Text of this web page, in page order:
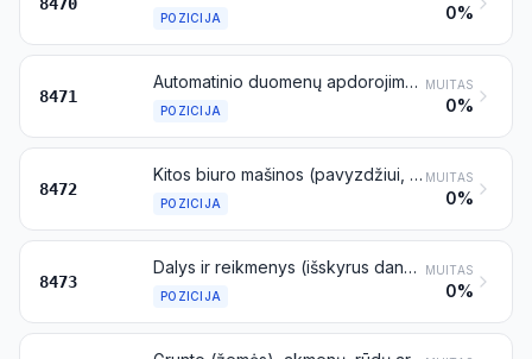
POZICIJA 0%
8471
Automatinio duomenų apdorojimo mašinos ir jų įtaisai; magnetiniai arba optiniai (duomenų) skaitymo skaitliai, užkoduotų duomenų perrašymo į informacijos laikmenas mašinos ir tokių duomenų apdorojimo mašinos, nenurodytos kitoje vietoje
POZICIJA
MUITAS
0%
8472
Kitos biuro mašinos (pavyzdžiui, hektografai arba rotorinės spaudos mašinos, adresavimo mašinos, banknotų išdavimo automatai, monetų rūšiavimo, skaičiavimo arba pakavimo mašinos, pieštukų drožtuvai, perforavimo arba susegimo apkabėlėmis mašinos)
POZICIJA
MUITAS
0%
8473
Dalys ir reikmenys (išskyrus dangčius, futliarus ir panašius dirbinius), skirti vien tik arba daugiausia mašinoms, priskiriamoms 8470–8472 pozicijoms
POZICIJA
MUITAS
0%